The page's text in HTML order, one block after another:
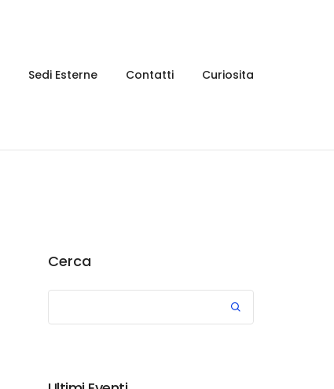
Sedi Esterne Contatti Curiosita
Cerca